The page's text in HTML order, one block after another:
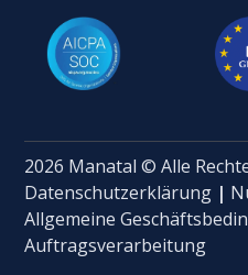
2026 Manatal © Alle
Datenschutzerklärung |
Allgemeine
Auftragsverarbeitung